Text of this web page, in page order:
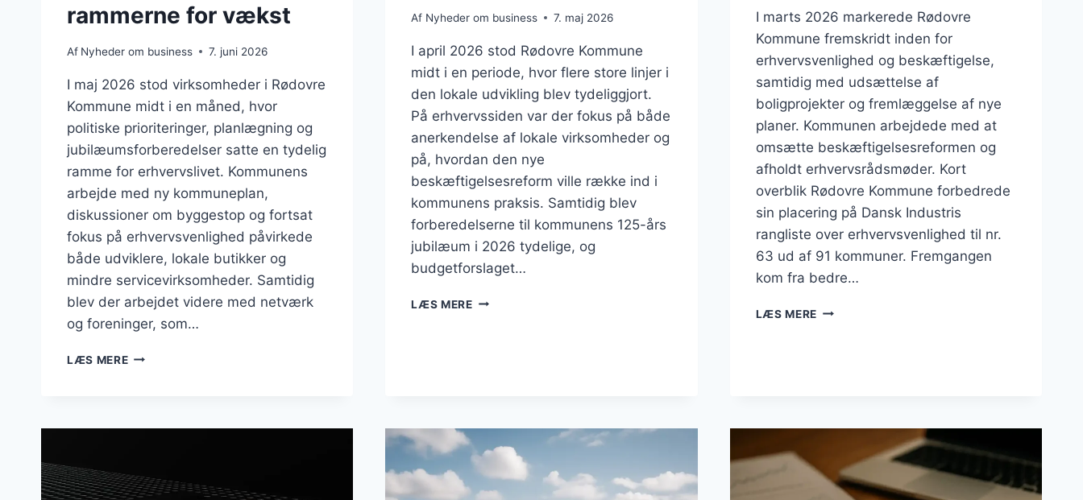
rammerne for vækst
Af Nyheder om business 7. juni 2026
I maj 2026 stod virksomheder i Rødovre
Kommune midt i en måned, hvor
politiske prioriteringer, planlægning og
jubilæumsforberedelser satte en tydelig
ramme for erhvervslivet. Kommunens
arbejde med ny kommuneplan,
diskussioner om byggestop og fortsat
fokus på erhvervsvenlighed påvirkede
både udviklere, lokale butikker og
mindre servicevirksomheder. Samtidig
blev der arbejdet videre med netværk
og foreninger, som…
LÆS MEREBUSINESS
AF
PLANSTOP,
Af Nyheder om business 7. maj 2026
I april 2026 stod Rødovre Kommune
midt i en periode, hvor flere store linjer i
den lokale udvikling blev tydeliggjort.
På erhvervssiden var der fokus på både
anerkendelse af lokale virksomheder og
på, hvordan den nye
beskæftigelsesreform ville række ind i
kommunens praksis. Samtidig blev
forberedelserne til kommunens 125-års
jubilæum i 2026 tydelige, og
budgetforslaget…
LÆS MEREBUSINESS
I
I marts 2026 markerede Rødovre
Kommune fremskridt inden for
erhvervsvenlighed og beskæftigelse,
samtidig med udsættelse af
boligprojekter og fremlæggelse af nye
planer. Kommunen arbejdede med at
omsætte beskæftigelsesreformen og
afholdt erhvervsrådsmøder. Kort
overblik Rødovre Kommune forbedrede
sin placering på Dansk Industris
rangliste over erhvervsvenlighed til nr.
63 ud af 91 kommuner. Fremgangen
kom fra bedre…
LÆS MERE BUSINESS
SATTE
PAUSE